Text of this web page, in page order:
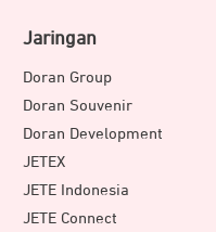
Jaringan
Doran Group
Doran Souvenir
Doran Development
JETEX
JETE Indonesia
JETE Connect